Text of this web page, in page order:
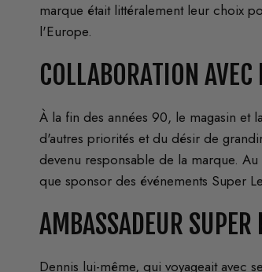
marque était littéralement leur choix
l'Europe.
COLLABORATION
À la fin des années 90, le magasin et
d'autres priorités et du désir de
devenu responsable de la marque.
que sponsor des événements Super
AMBASSADEUR SUPER
Dennis lui-même, qui voyageait avec